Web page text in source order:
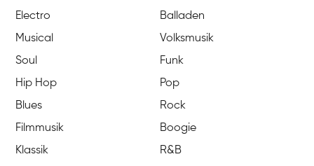
Electro
Balladen
Musical
Volksmusik
Soul
Funk
Hip Hop
Pop
Blues
Rock
Filmmusik
Boogie
Klassik
R&B